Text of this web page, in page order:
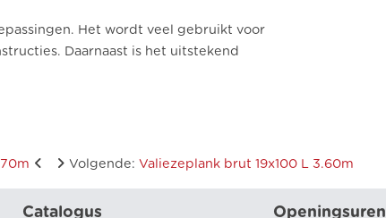
Het wordt veel gebruikt voor
Daarnaast is het uitstekend
Volgende:Valiezeplank brut 19x100 L 3.60m
Catalogus Openingsuren